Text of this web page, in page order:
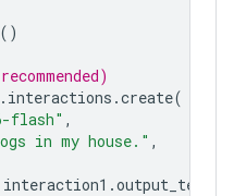
()
. interactions .create(
flash" ,
in my house." ,
interaction1 .output_text